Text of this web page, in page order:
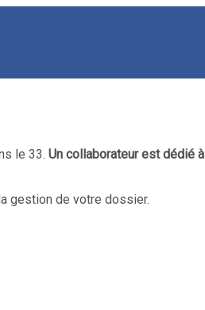
le 33.Un collaborateur est dédié à
gestion de votre dossier.